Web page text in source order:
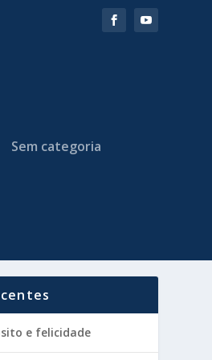
Sem categoria
e felicidade